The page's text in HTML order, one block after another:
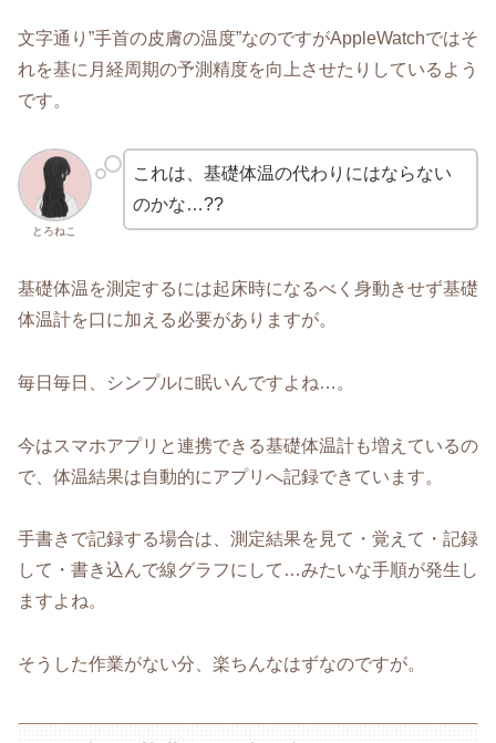
文字通り”手首の皮膚の温度”なのですがAppleWatchではそ
れを基に月経周期の予測精度を向上させたりしているよう
です。
とろねこ
これは、基礎体温の代わりにはならない
のかな…??
基礎体温を測定するには起床時になるべく身動きせず基礎
体温計を口に加える必要がありますが。
毎日毎日、シンプルに眠いんですよね…。
今はスマホアプリと連携できる基礎体温計も増えているの
で、体温結果は自動的にアプリへ記録できています。
手書きで記録する場合は、測定結果を見て・覚えて・記録
して・書き込んで線グラフにして…みたいな手順が発生し
ますよね。
そうした作業がない分、楽ちんなはずなのですが。